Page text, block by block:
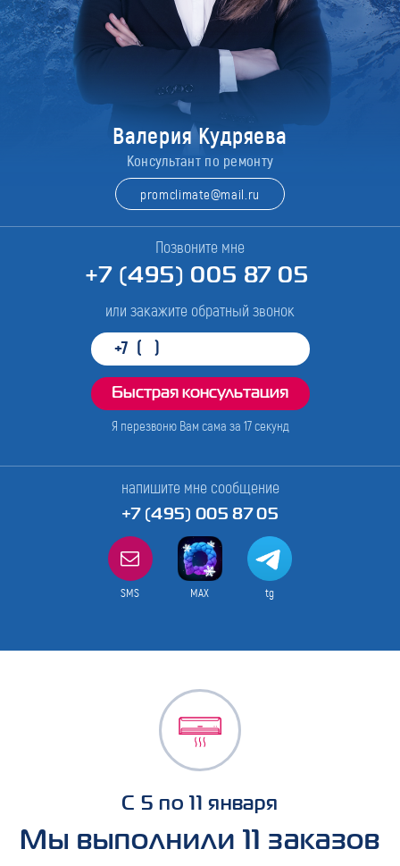
Валерия Кудряева
Консультант по ремонту
promclimate@mail.ru
Позвоните мне
+7 (495) 005 87 05
или закажите обратный звонок
Я перезвоню Вам сама за 17секунд
напишите мне сообщение
+7 (495) 005 87 05
SMS MAX tg
С 5 по 11 января
Мы выполнили 11 заказов